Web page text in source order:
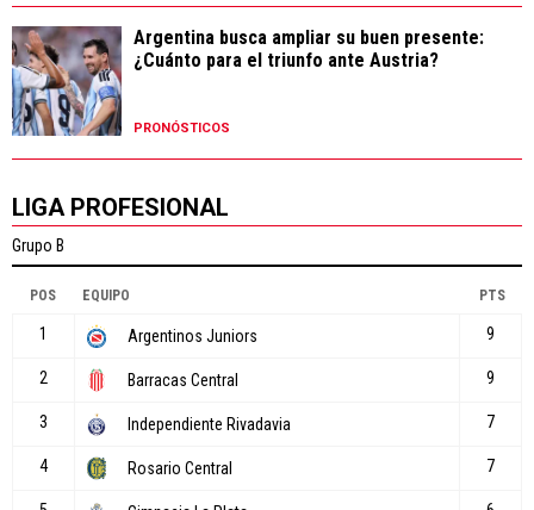
Argentina busca ampliar su buen presente:
¿Cuánto para el triunfo ante Austria?
PRONÓSTICOS
LIGA PROFESIONAL